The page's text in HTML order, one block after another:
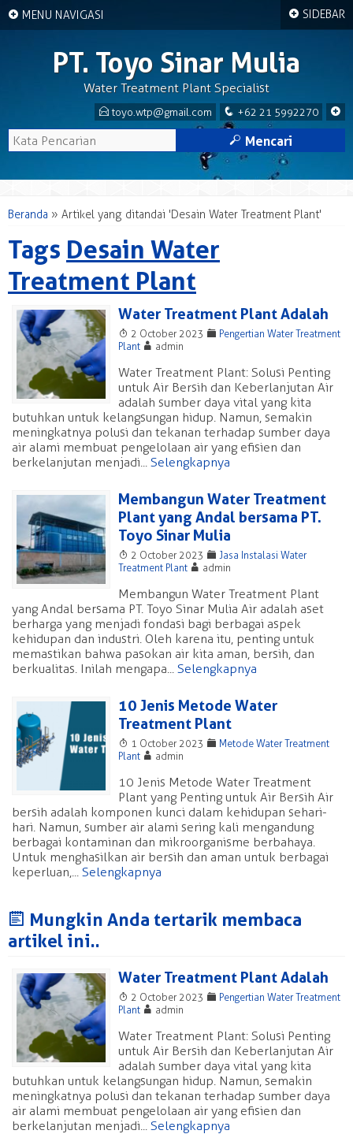
+ MENU NAVIGASI
PT. Toyo Sinar Mulia
Water Treatment Plant Specialist
+
q +62 21 5992270
E toyo.wtp@gmail.com
M Mencari
Beranda » Artikel yang ditandai 'Desain Water Treatment Plant'
Tags Desain Water
Treatment Plant
Water Treatment Plant Adalah
T 2 October 2023 F Pengertian Water Treatment
Plant A admin
Water Treatment Plant: Solusi Penting
untuk Air Bersih dan Keberlanjutan Air
adalah sumber daya vital yang kita
butuhkan untuk kelangsungan hidup. Namun, semakin
meningkatnya polusi dan tekanan terhadap sumber daya
air alami membuat pengelolaan air yang efisien dan
berkelanjutan menjadi... Selengkapnya
Membangun Water Treatment
Plant yang Andal bersama PT.
Toyo Sinar Mulia
T 2 October 2023 F Jasa Instalasi Water
Treatment Plant A admin
Membangun Water Treatment Plant
yang Andal bersama PT. Toyo Sinar Mulia Air adalah aset
berharga yang menjadi fondasi bagi berbagai aspek
kehidupan dan industri. Oleh karena itu, penting untuk
memastikan bahwa pasokan air kita aman, bersih, dan
berkualitas. Inilah mengapa... Selengkapnya
10 Jenis Metode Water
Treatment Plant
T 1 October 2023 F Metode Water Treatment
Plant A admin
10 Jenis Metode Water Treatment
Plant yang Penting untuk Air Bersih Air
bersih adalah komponen kunci dalam kehidupan sehari-
hari. Namun, sumber air alami sering kali mengandung
berbagai kontaminan dan mikroorganisme berbahaya.
Untuk menghasilkan air bersih dan aman untuk berbagai
keperluan,... Selengkapnya
J Mungkin Anda tertarik membaca
artikel ini..
Water Treatment Plant Adalah
T 2 October 2023 F Pengertian Water Treatment
Plant A admin
Water Treatment Plant: Solusi Penting
untuk Air Bersih dan Keberlanjutan Air
adalah sumber daya vital yang kita
butuhkan untuk kelangsungan hidup. Namun, semakin
meningkatnya polusi dan tekanan terhadap sumber daya
air alami membuat pengelolaan air yang efisien dan
berkelanjutan menjadi... Selengkapnya
+ SIDEBAR